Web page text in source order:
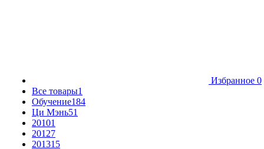
Избранное 0
Все товары1
Обучение184
Ци Мэнь51
20101
20127
201315